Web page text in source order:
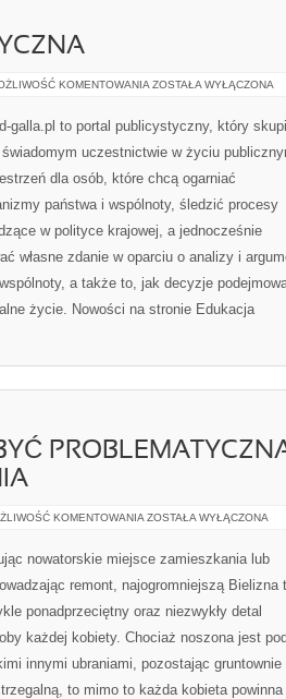
KOMENTOWANIA POLSKA
ZOSTAŁA WYŁĄCZONA
galla.pl to portal publicystyczny, który
uczestnictwie w życiu
dla osób, które chcą ogarniać
państwa i wspólnoty, śledzić procesy
w polityce krajowej, a jednocześnie
własne zdanie w oparciu o analizy i
a także to, jak decyzje
życie. Nowości na stronie Edukacja
KOMENTOWANIA KAŻDA
PROBLEMATYCZNA
TRUDNA.
ZOSTAŁA WYŁĄCZONA
nowatorskie miejsce zamieszkania lub
remont, najogromniejszą Bielizna
ponadprzeciętny oraz niezwykły detal
każdej kobiety. Chociaż noszona jest pod
innymi ubraniami, pozostając gruntownie
to mimo to każda kobieta powinna